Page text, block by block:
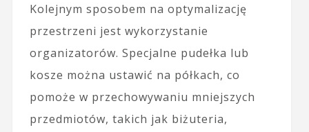
Kolejnym sposobem na optymalizację
przestrzeni jest wykorzystanie
organizatorów. Specjalne pudełka lub
kosze można ustawić na półkach, co
pomoże w przechowywaniu mniejszych
przedmiotów, takich jak biżuteria,